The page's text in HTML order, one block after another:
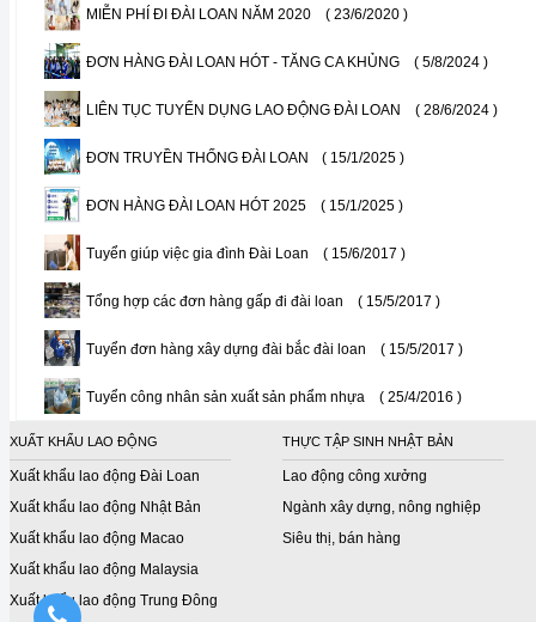
MIỄN PHÍ ĐI ĐÀI LOAN NĂM 2020 ( 23/6/2020 )
ĐƠN HÀNG ĐÀI LOAN HÓT - TĂNG CA KHỦNG ( 5/8/2024 )
LIÊN TỤC TUYỂN DỤNG LAO ĐỘNG ĐÀI LOAN ( 28/6/2024 )
ĐƠN TRUYỀN THỐNG ĐÀI LOAN ( 15/1/2025 )
ĐƠN HÀNG ĐÀI LOAN HÓT 2025 ( 15/1/2025 )
Tuyển giúp việc gia đình Đài Loan ( 15/6/2017 )
Tổng hợp các đơn hàng gấp đi đài loan ( 15/5/2017 )
Tuyển đơn hàng xây dựng đài bắc đài loan ( 15/5/2017 )
Tuyển công nhân sản xuất sản phẩm nhựa ( 25/4/2016 )
XUẤT KHẨU LAO ĐỘNG
Xuất khẩu lao động Đài Loan
Xuất khẩu lao động Nhật Bản
Xuất khẩu lao động Macao
Xuất khẩu lao động Malaysia
Xuất khẩu lao động Trung Đông
THỰC TẬP SINH NHẬT BẢN
Lao động công xưởng
Ngành xây dựng, nông nghiệp
Siêu thị, bán hàng